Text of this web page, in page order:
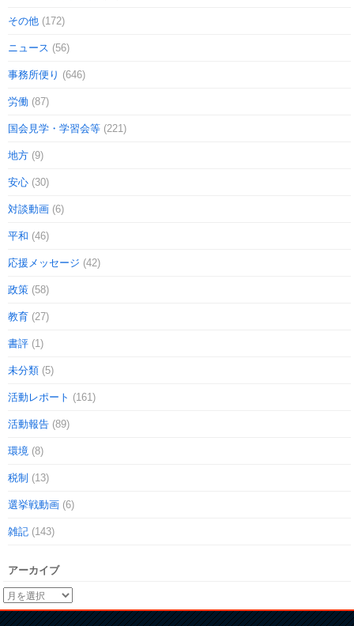
その他 (172)
ニュース (56)
事務所便り (646)
労働 (87)
国会見学・学習会等 (221)
地方 (9)
安心 (30)
対談動画 (6)
平和 (46)
応援メッセージ (42)
政策 (58)
教育 (27)
書評 (1)
未分類 (5)
活動レポート (161)
活動報告 (89)
環境 (8)
税制 (13)
選挙戦動画 (6)
雑記 (143)
アーカイブ